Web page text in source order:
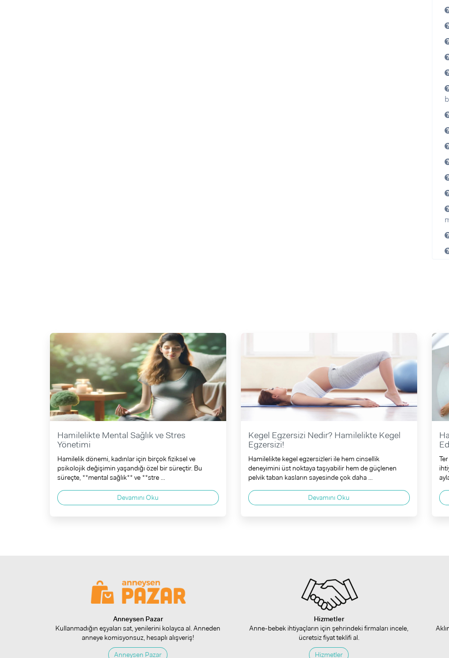
Hamilelikte Mental Sağlık ve Stres
Yönetimi
Hamilelik dönemi, kadınlar için birçok fiziksel ve
psikolojik değişimin yaşandığı özel bir süreçtir. Bu
süreçte, **mental sağlık** ve **stre ...
Devamını Oku
Kegel Egzersizi Nedir? Hamilelikte Kegel
Egzersizi!
Hamilelikte kegel egzersizleri ile hem cinsellik
deneyimini üst noktaya taşıyabilir hem de güçlenen
pelvik taban kasların sayesinde çok daha ...
Devamını Oku
Anneysen Pazar
Kullanmadığın eşyaları sat, yenilerini kolayca al. Anneden
anneye komisyonsuz, hesaplı alışveriş!
Anneysen Pazar
Hizmetler
Anne-bebek ihtiyaçların için şehrindeki firmaları incele,
ücretsiz fiyat teklifi al.
Hizmetler